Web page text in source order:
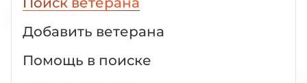
Добавить ветерана
Помощь в поиске